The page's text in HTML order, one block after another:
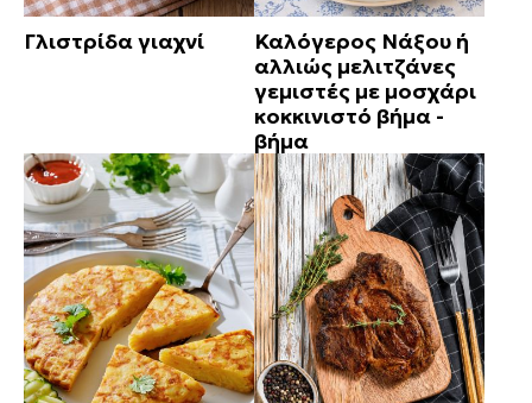
Γλιστρίδα γιαχνί
Καλόγερος Νάξου ή
αλλιώς μελιτζάνες
γεμιστές με μοσχάρι
κοκκινιστό βήμα -
βήμα